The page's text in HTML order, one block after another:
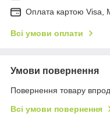
Оплата картою Visa,
Всі умови оплати
Умови повернення
Повернення товару
Всі умови повернення